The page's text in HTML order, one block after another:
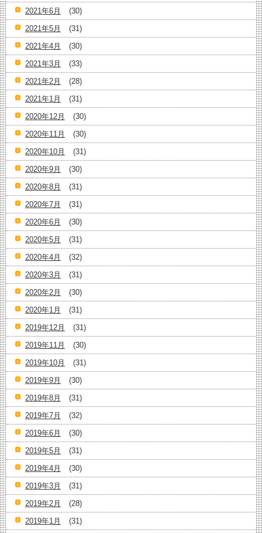
2021年6月
(30)
2021年5月
(31)
2021年4月
(30)
2021年3月
(33)
2021年2月
(28)
2021年1月
(31)
2020年12月
(30)
2020年11月
(30)
2020年10月
(31)
2020年9月
(30)
2020年8月
(31)
2020年7月
(31)
2020年6月
(30)
2020年5月
(31)
2020年4月
(32)
2020年3月
(31)
2020年2月
(30)
2020年1月
(31)
2019年12月
(31)
2019年11月
(30)
2019年10月
(31)
2019年9月
(30)
2019年8月
(31)
2019年7月
(32)
2019年6月
(30)
2019年5月
(31)
2019年4月
(30)
2019年3月
(31)
2019年2月
(28)
2019年1月
(31)